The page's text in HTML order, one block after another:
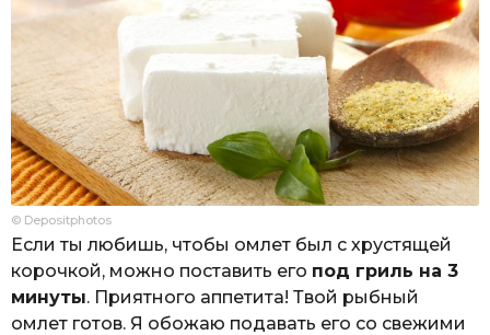
© Depositphotos
Если ты любишь, чтобы омлет был с хрустящей
корочкой, можно поставить его под гриль на 3
минуты. Приятного аппетита! Твой рыбный
омлет готов. Я обожаю подавать его со свежими